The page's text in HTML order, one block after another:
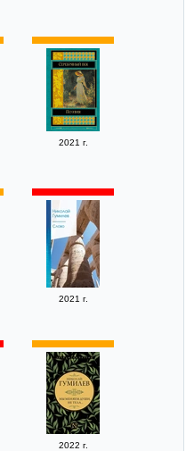
2021 г.
2021 г.
2022 г.